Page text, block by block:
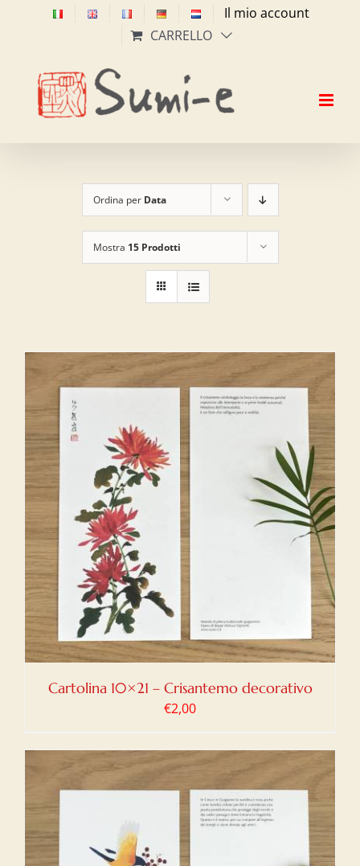
Il mio account
CARRELLO
Ordina per Data
Mostra 15 Prodotti
Cartolina 10×21 – Crisantemo decorativo
€2,00